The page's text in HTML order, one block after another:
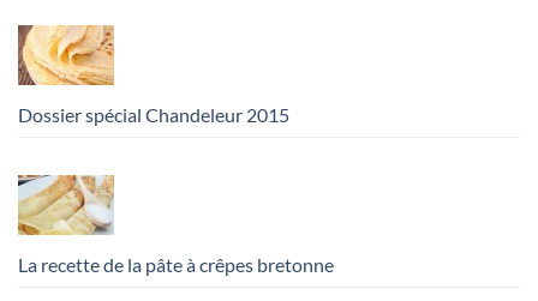
Dossier spécial Chandeleur 2015
La recette de la pâte à crêpes bretonne